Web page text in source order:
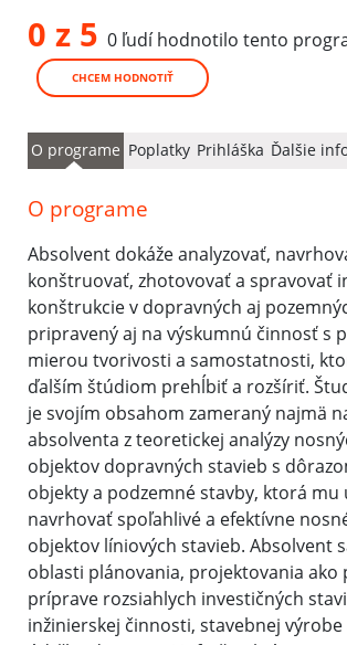
0 z 5 0 ľudí hodnotilo tento
CHCEM HODNOTIŤ
O programe Poplatky Prihláška Ďalšie
O programe
Absolvent dokáže analyzovať,
konštruovať, zhotovovať a spravovať
konštrukcie v dopravných aj
pripravený aj na výskumnú činnosť s
mierou tvorivosti a samostatnosti,
ďalším štúdiom prehĺbiť a rozšíriť.
je svojím obsahom zameraný najmä
absolventa z teoretickej analýzy
objektov dopravných stavieb s
objekty a podzemné stavby, ktorá mu
navrhovať spoľahlivé a efektívne
objektov líniových stavieb. Absolvent
oblasti plánovania, projektovania ako
príprave rozsiahlych investičných
inžinierskej činnosti, stavebnej výrobe